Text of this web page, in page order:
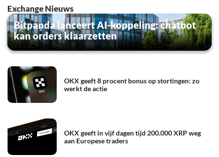
Exchange Nieuws
Bitpanda lanceert AI-koppeling: chatbot
kan orders klaarzetten
OKX geeft 8 procent bonus op stortingen: zo
werkt de actie
OKX geeft in vijf dagen tijd 200.000 XRP weg
aan Europese traders